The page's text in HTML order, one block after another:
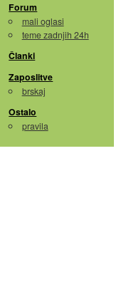
Forum
mali oglasi
teme zadnjih 24h
Članki
Zaposlitve
brskaj
Ostalo
pravila